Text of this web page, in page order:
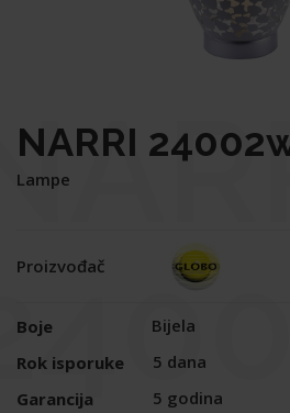
NARRI
Lampe
Proizvođač
Boje
Bijela
Rok isporuke
5 dana
Garancija
5 godina